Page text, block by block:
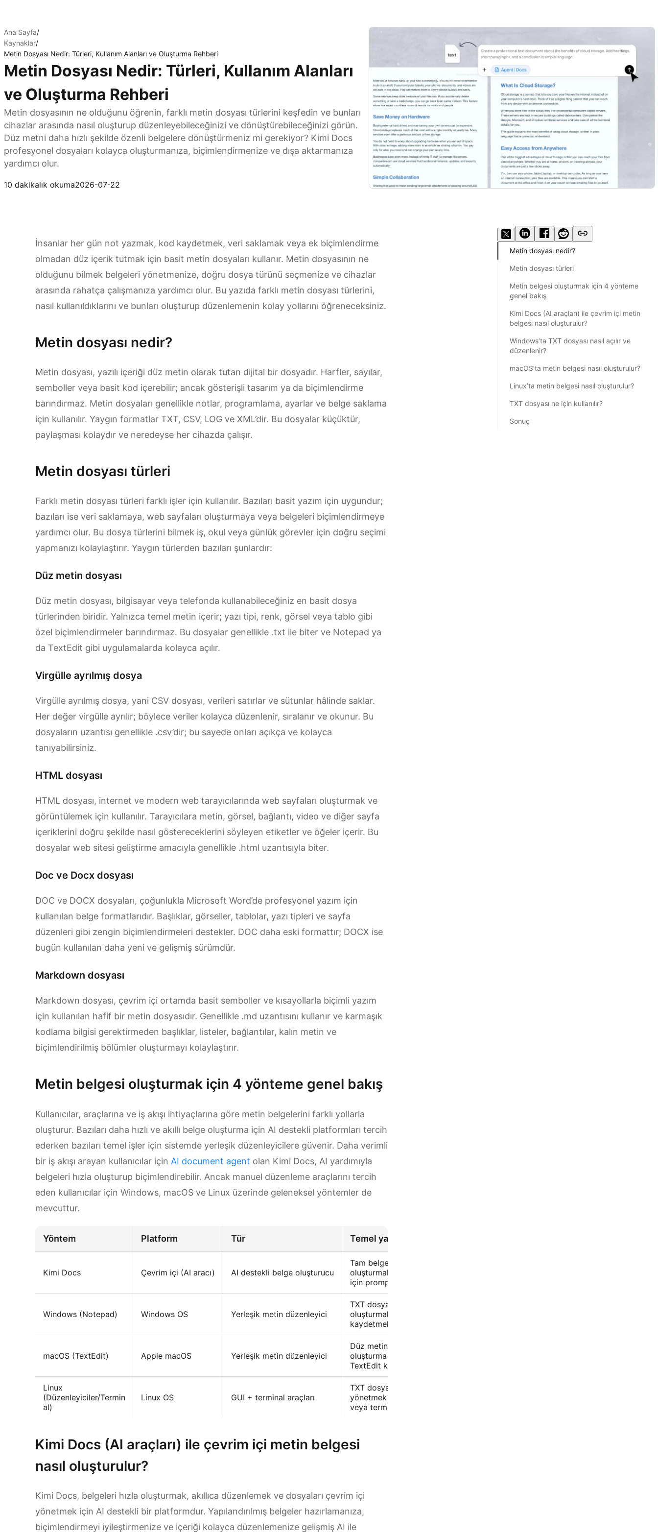
Ana Sayfa/
Kaynaklar/
Metin Dosyası Nedir: Türleri, Kullanım Alanları ve Oluşturma Rehberi
Metin Dosyası Nedir: Türleri, Kullanım Alanları
ve Oluşturma Rehberi
Metin dosyasının ne olduğunu öğrenin, farklı metin dosyası türlerini keşfedin ve bunları
cihazlar arasında nasıl oluşturup düzenleyebileceğinizi ve dönüştürebileceğinizi görün.
Düz metni daha hızlı şekilde özenli belgelere dönüştürmeniz mi gerekiyor? Kimi Docs
profesyonel dosyaları kolayca oluşturmanıza, biçimlendirmenize ve dışa aktarmanıza
yardımcı olur.
10 dakikalık okuma2026-07-22
İnsanlar her gün not yazmak, kod kaydetmek, veri saklamak veya ek biçimlendirme
olmadan düz içerik tutmak için basit metin dosyaları kullanır. Metin dosyasının ne
olduğunu bilmek belgeleri yönetmenize, doğru dosya türünü seçmenize ve cihazlar
arasında rahatça çalışmanıza yardımcı olur. Bu yazıda farklı metin dosyası türlerini,
nasıl kullanıldıklarını ve bunları oluşturup düzenlemenin kolay yollarını öğreneceksiniz.
Metin dosyası nedir?
Metin dosyası, yazılı içeriği düz metin olarak tutan dijital bir dosyadır. Harfler, sayılar,
semboller veya basit kod içerebilir; ancak gösterişli tasarım ya da biçimlendirme
barındırmaz. Metin dosyaları genellikle notlar, programlama, ayarlar ve belge saklama
için kullanılır. Yaygın formatlar TXT, CSV, LOG ve XML’dir. Bu dosyalar küçüktür,
paylaşması kolaydır ve neredeyse her cihazda çalışır.
Metin dosyası türleri
Farklı metin dosyası türleri farklı işler için kullanılır. Bazıları basit yazım için uygundur;
bazıları ise veri saklamaya, web sayfaları oluşturmaya veya belgeleri biçimlendirmeye
yardımcı olur. Bu dosya türlerini bilmek iş, okul veya günlük görevler için doğru seçimi
yapmanızı kolaylaştırır. Yaygın türlerden bazıları şunlardır:
Düz metin dosyası
Düz metin dosyası, bilgisayar veya telefonda kullanabileceğiniz en basit dosya
türlerinden biridir. Yalnızca temel metin içerir; yazı tipi, renk, görsel veya tablo gibi
özel biçimlendirmeler barındırmaz. Bu dosyalar genellikle .txt ile biter ve Notepad ya
da TextEdit gibi uygulamalarda kolayca açılır.
Virgülle ayrılmış dosya
Virgülle ayrılmış dosya, yani CSV dosyası, verileri satırlar ve sütunlar hâlinde saklar.
Her değer virgülle ayrılır; böylece veriler kolayca düzenlenir, sıralanır ve okunur. Bu
dosyaların uzantısı genellikle .csv’dir; bu sayede onları açıkça ve kolayca
tanıyabilirsiniz.
HTML dosyası
HTML dosyası, internet ve modern web tarayıcılarında web sayfaları oluşturmak ve
görüntülemek için kullanılır. Tarayıcılara metin, görsel, bağlantı, video ve diğer sayfa
içeriklerini doğru şekilde nasıl göstereceklerini söyleyen etiketler ve öğeler içerir. Bu
dosyalar web sitesi geliştirme amacıyla genellikle .html uzantısıyla biter.
Doc ve Docx dosyası
DOC ve DOCX dosyaları, çoğunlukla Microsoft Word’de profesyonel yazım için
kullanılan belge formatlarıdır. Başlıklar, görseller, tablolar, yazı tipleri ve sayfa
düzenleri gibi zengin biçimlendirmeleri destekler. DOC daha eski formattır; DOCX ise
bugün kullanılan daha yeni ve gelişmiş sürümdür.
Markdown dosyası
Markdown dosyası, çevrim içi ortamda basit semboller ve kısayollarla biçimli yazım
için kullanılan hafif bir metin dosyasıdır. Genellikle .md uzantısını kullanır ve karmaşık
kodlama bilgisi gerektirmeden başlıklar, listeler, bağlantılar, kalın metin ve
biçimlendirilmiş bölümler oluşturmayı kolaylaştırır.
Metin belgesi oluşturmak için 4 yönteme genel bakış
Kullanıcılar, araçlarına ve iş akışı ihtiyaçlarına göre metin belgelerini farklı yollarla
oluşturur. Bazıları daha hızlı ve akıllı belge oluşturma için AI destekli platformları tercih
ederken bazıları temel işler için sistemde yerleşik düzenleyicilere güvenir. Daha verimli
bir iş akışı arayan kullanıcılar için AI document agent olan Kimi Docs, AI yardımıyla
belgeleri hızla oluşturup biçimlendirebilir. Ancak manuel düzenleme araçlarını tercih
eden kullanıcılar için Windows, macOS ve Linux üzerinde geleneksel yöntemler de
mevcuttur.
Yöntem Platform Tür Temel yaklaşım
Kimi Docs Çevrim içi (AI aracı) AI destekli belge oluşturucu
Tam belgeleri otomatik olarak
oluşturmak ve biçimlendirmek
için prompt’lardan yararlanır
Windows (Notepad) Windows OS Yerleşik metin düzenleyici
TXT dosyalarını manuel olarak
oluşturmak, düzenlemek ve
kaydetmek için Notepad kullanır
macOS (TextEdit) Apple macOS Yerleşik metin düzenleyici
Düz metinde hızlı dosya
oluşturma ve kaydetme için
TextEdit kullanır
Linux
(Düzenleyiciler/Termin
al)
Linux OS GUI + terminal araçları
TXT dosyalarını oluşturmak ve
yönetmek için düzenleyiciler
veya terminal komutları kullanır
Kimi Docs (AI araçları) ile çevrim içi metin belgesi
nasıl oluşturulur?
Kimi Docs, belgeleri hızla oluşturmak, akıllıca düzenlemek ve dosyaları çevrim içi
yönetmek için AI destekli bir platformdur. Yapılandırılmış belgeler hazırlamanıza,
biçimlendirmeyi iyileştirmenize ve içeriği kolayca düzenlemenize gelişmiş AI ile
Metin dosyası nedir?
Metin dosyası türleri
Metin belgesi oluşturmak için 4 yönteme
genel bakış
Kimi Docs (AI araçları) ile çevrim içi metin
belgesi nasıl oluşturulur?
Windows’ta TXT dosyası nasıl açılır ve
düzenlenir?
macOS’ta metin belgesi nasıl oluşturulur?
Linux’ta metin belgesi nasıl oluşturulur?
TXT dosyası ne için kullanılır?
Sonuç